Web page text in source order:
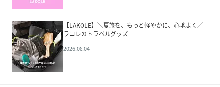
【LAKOLE】＼夏旅を、もっと軽やかに、心地よく／
ラコレのトラベルグッズ
2026.08.04